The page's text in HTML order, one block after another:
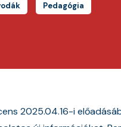
Pedagógia
2025.04.16-i